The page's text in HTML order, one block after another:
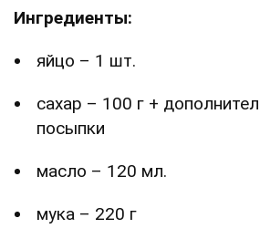
Ингредиенты:
яйцо – 1 шт.
сахар – 100 г +
посыпки
масло – 120 мл.
мука – 220 г